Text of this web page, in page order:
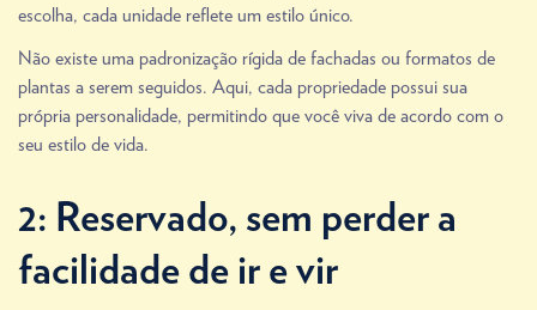
escolha, cada unidade reflete um estilo único.
Não existe uma padronização rígida de fachadas ou formatos de
plantas a serem seguidos. Aqui, cada propriedade possui sua
própria personalidade, permitindo que você viva de acordo com o
seu estilo de vida.
2: Reservado, sem perder a
facilidade de ir e vir